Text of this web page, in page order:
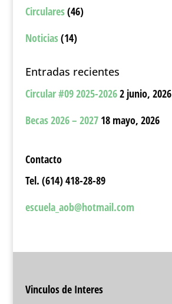
Circulares (46)
Noticias (14)
Entradas recientes
Circular #09 2025-20262 junio, 2026
Becas 2026 – 2027 18 mayo, 2026
Contacto
Tel. (614) 418-28-89
escuela_aob@hotmail.com
Vinculos de Interes